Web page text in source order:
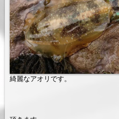
綺麗なアオリです。